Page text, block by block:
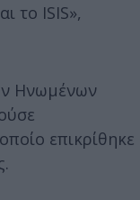
το ISIS»,
Ηνωμένων
επικρίθηκε